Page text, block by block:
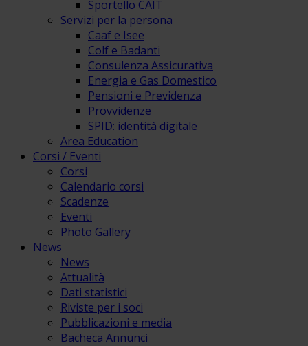
Sportello CAIT
Servizi per la persona
Caaf e Isee
Colf e Badanti
Consulenza Assicurativa
Energia e Gas Domestico
Pensioni e Previdenza
Provvidenze
SPID: identità digitale
Area Education
Corsi / Eventi
Corsi
Calendario corsi
Scadenze
Eventi
Photo Gallery
News
News
Attualità
Dati statistici
Riviste per i soci
Pubblicazioni e media
Bacheca Annunci